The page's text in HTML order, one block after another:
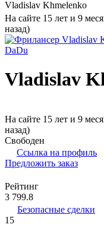
Vladislav Khmelenko
На сайте 15 лет и 9
назад)
Vladislav
На сайте 15 лет и 9
назад)
Свободен
Ссылка на профиль
Предложить заказ
Рейтинг
3 799.8
Безопасные сделки
15